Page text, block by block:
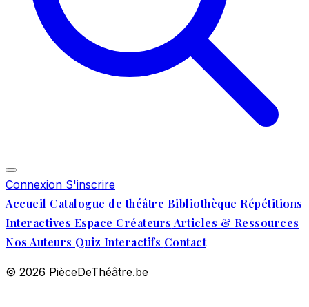
Connexion S'inscrire
Accueil Catalogue de théâtre Bibliothèque Répétitions
Interactives Espace Créateurs Articles & Ressources
Nos Auteurs Quiz Interactifs Contact
© 2026 PièceDeThéâtre.be